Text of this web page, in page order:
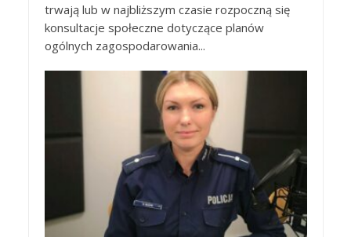
trwają lub w najbliższym czasie rozpoczną się
konsultacje społeczne dotyczące planów
ogólnych zagospodarowania...